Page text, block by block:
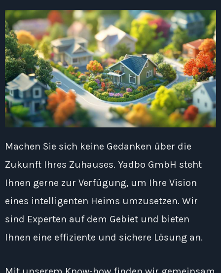
Machen Sie sich keine Gedanken über die
Zukunft Ihres Zuhauses. Yadbo GmbH steht
Ihnen gerne zur Verfügung, um Ihre Vision
eines intelligenten Heims umzusetzen. Wir
sind Experten auf dem Gebiet und bieten
Ihnen eine effiziente und sichere Lösung an.